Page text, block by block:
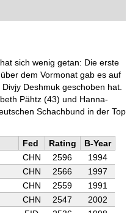
Sie die
Statistik für
in
Sie Ihr
mit drei
Sie
Pfeile
hinzu
Teilen Sie
Bild, GIF,
sich wenig getan: Die erste
dem Vormonat gab es auf
Deshmuk geschoben hat.
Pähtz (43) und Hanna-
Schachbund in der Top
Fed Rating
B-Year
CHN 2596
1994
CHN 2566
1997
CHN 2559
1991
CHN 2547
2002